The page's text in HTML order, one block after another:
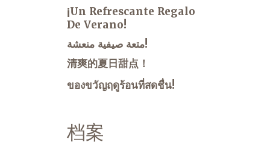
¡Un Refrescante Regalo
De Verano!
متعة صيفية منعشة!
清爽的夏日甜点！
ของขวัญฤดูร้อนที่สดชื่น!
档案